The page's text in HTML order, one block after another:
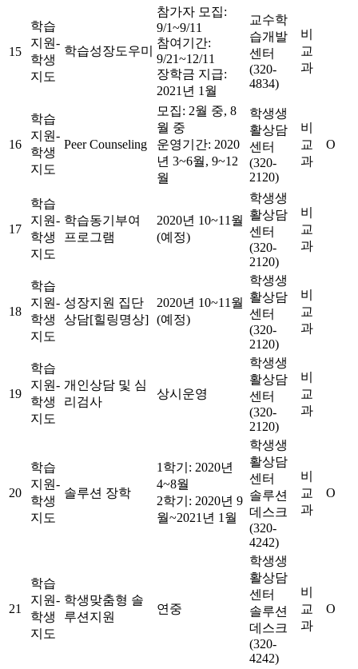
15
학습
지원-
학생
지도
학습성장도우미
참가자 모집:
9/1~9/11
참여기간:
9/21~12/11
장학금 지급:
2021년 1월
교수학
습개발
센터
(320-
4834)
비
교
과
16
학습
지원-
학생
지도
Peer Counseling
모집: 2월 중, 8
월 중
운영기간: 2020
년 3~6월, 9~12
월
학생생
활상담
센터
(320-
2120)
비
교
과
O
17
학습
지원-
학생
지도
학습동기부여
프로그램
2020년 10~11월
(예정)
학생생
활상담
센터
(320-
2120)
비
교
과
18
학습
지원-
학생
지도
성장지원 집단
상담[힐링명상]
2020년 10~11월
(예정)
학생생
활상담
센터
(320-
2120)
비
교
과
19
학습
지원-
학생
지도
개인상담 및 심
리검사
상시운영
학생생
활상담
센터
(320-
2120)
비
교
과
20
학습
지원-
학생
지도
솔루션 장학
1학기: 2020년
4~8월
2학기: 2020년 9
월~2021년 1월
학생생
활상담
센터
솔루션
데스크
(320-
4242)
비
교
과
O
21
학습
지원-
학생
지도
학생맞춤형 솔
루션지원
연중
학생생
활상담
센터
솔루션
데스크
(320-
4242)
비
교
과
O